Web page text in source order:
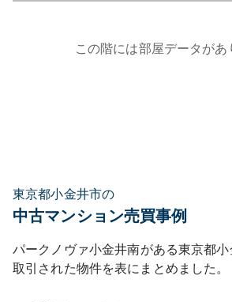
この階には部屋データがあ
東京都小金井市の
中古マンション売買事例
パークノヴァ小金井南がある東京都小
取引された物件を表にまとめました。